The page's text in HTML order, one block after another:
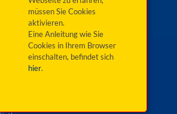
müssen Sie Cookies
aktivieren.
Eine Anleitung wie Sie
Cookies in Ihrem Browser
einschalten, befindet sich
hier.
2025
Wörth